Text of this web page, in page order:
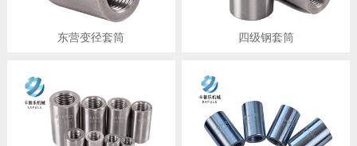
东营变径套筒 四级钢套筒